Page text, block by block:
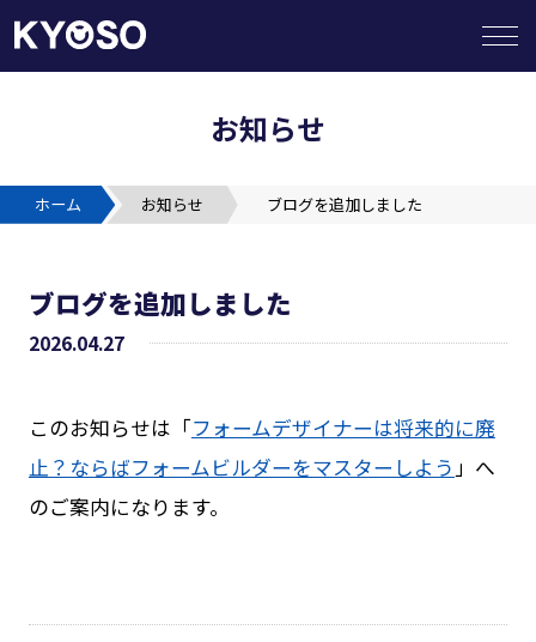
HOME
提供サービス
企業の皆様へ
ビジネスパートナー募集
ブログ
お知らせ
ホーム お知らせ ブログを追加しました
ブログを追加しました
2026.04.27
このお知らせは「フォームデザイナーは将来的に廃
止？ならばフォームビルダーをマスターしよう」へ
のご案内になります。